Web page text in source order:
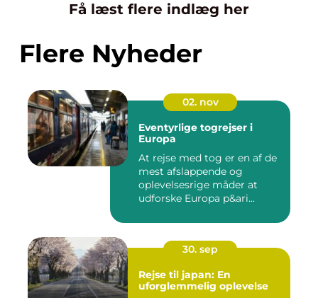
Få læst flere indlæg her
Flere Nyheder
02. nov
Eventyrlige togrejser i
Europa
At rejse med tog er en af de
mest afslappende og
oplevelsesrige måder at
udforske Europa p&ari...
30. sep
Rejse til japan: En
uforglemmelig oplevelse